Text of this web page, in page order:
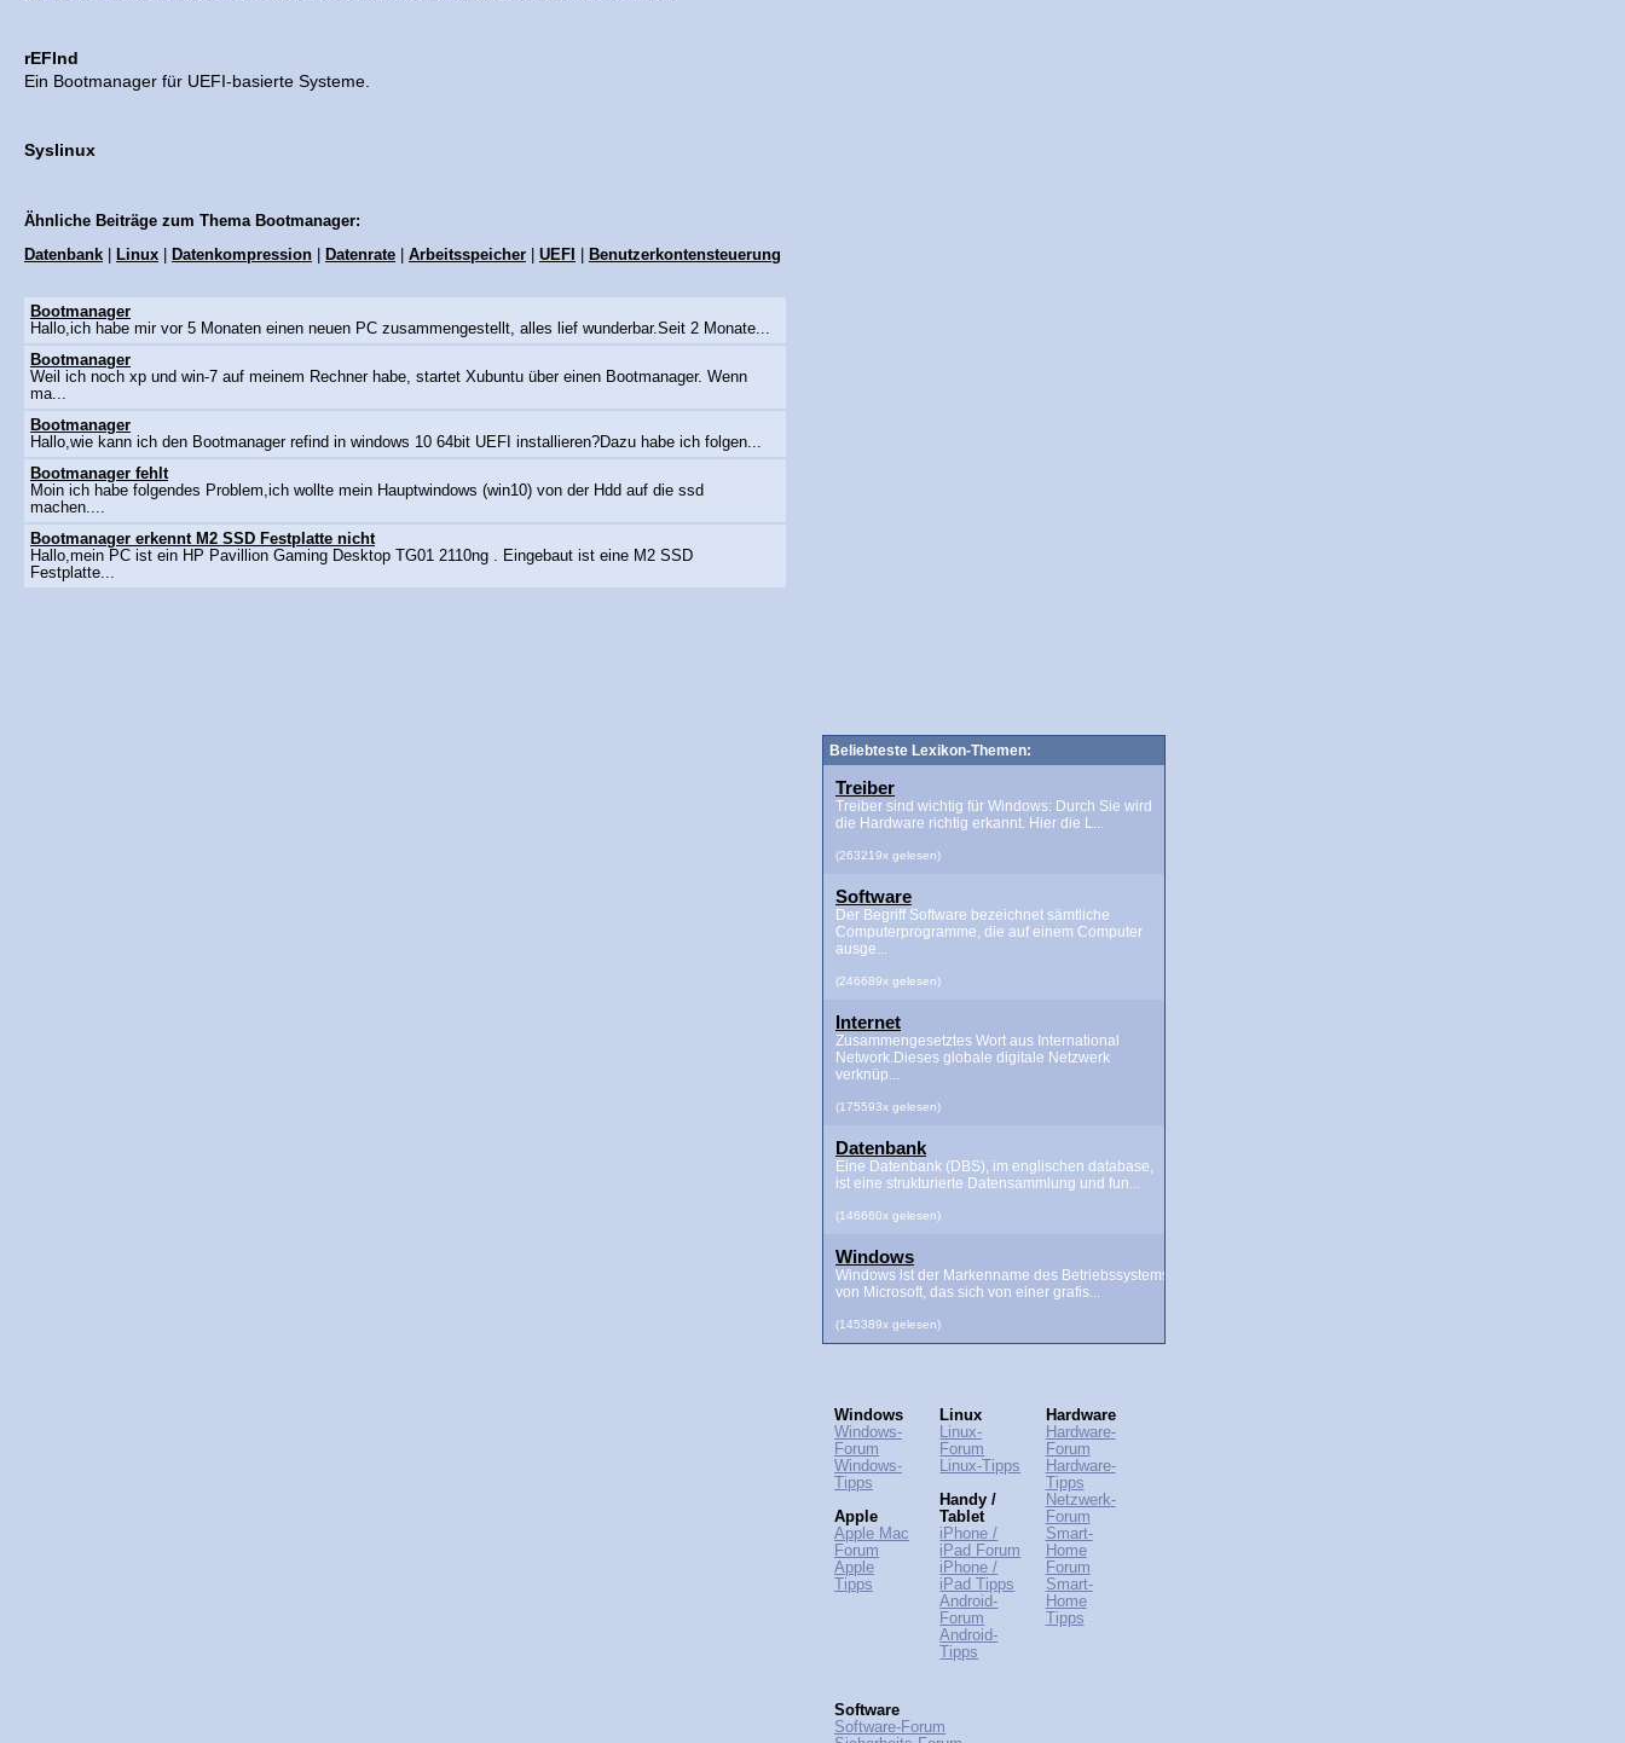
rEFInd
Ein Bootmanager für UEFI-basierte Systeme.
Syslinux
Ähnliche Beiträge zum Thema Bootmanager:
Datenbank
Linux Datenkompression Datenrate Arbeitsspeicher UEFI Benutzerkontensteuerung
Bootmanager
Hallo,ich habe mir vor 5 Monaten einen neuen PC zusammengestellt, alles lief wunderbar.Seit 2 Monate...
Bootmanager
Weil ich noch xp und win-7 auf meinem Rechner habe, startet Xubuntu über einen Bootmanager. Wenn
ma...
Bootmanager
Hallo,wie kann ich den Bootmanager refind in windows 10 64bit UEFI installieren?Dazu habe ich folgen...
Bootmanager fehlt
Moin ich habe folgendes Problem,ich wollte mein Hauptwindows (win10) von der Hdd auf die ssd
machen....
Bootmanager erkennt M2 SSD Festplatte nicht
Hallo,mein PC ist ein HP Pavillion Gaming Desktop TG01 2110ng . Eingebaut ist eine M2 SSD
Festplatte...
Beliebteste Lexikon-Themen:
Treiber
Treiber sind wichtig für Windows: Durch Sie wird
die Hardware richtig erkannt. Hier die L...
(263219x gelesen)
Software
Der Begriff Software bezeichnet sämtliche
Computerprogramme, die auf einem Computer
ausge...
(246689x gelesen)
Internet
Zusammengesetztes Wort aus International
Network.Dieses globale digitale Netzwerk
verknüp...
(175593x gelesen)
Datenbank
Eine Datenbank (DBS), im englischen database,
ist eine strukturierte Datensammlung und fun...
(146660x gelesen)
Windows
Windows ist der Markenname des Betriebssystems
von Microsoft, das sich von einer grafis...
(145389x gelesen)
Windows
Windows-
Forum
Windows-
Tipps
Apple
Apple Mac
Forum
Apple
Tipps
Linux
Linux-
Forum
Linux-Tipps
Handy /
Tablet
iPhone /
iPad Forum
iPhone /
iPad Tipps
Android-
Forum
Android-
Tipps
Hardware
Hardware-
Forum
Hardware-
Tipps
Netzwerk-
Forum
Smart-
Home
Forum
Smart-
Home
Tipps
Software
Software-Forum